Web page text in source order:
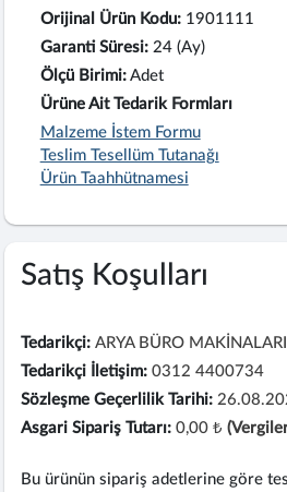
Orijinal Ürün Kodu: 1901111
Garanti Süresi: 24 (Ay)
Ölçü Birimi: Adet
Ürüne Ait Tedarik Formları
Malzeme İstem Formu
Teslim Tesellüm Tutanağı
Ürün Taahhütnamesi
Satış Koşulları
Tedarikçi: ARYA BÜRO
Tedarikçi İletişim: 0312 4400734
Sözleşme Geçerlilik Tarihi:
Asgari Sipariş Tutarı: 0,00 ₺
Bu ürünün sipariş adetlerine göre